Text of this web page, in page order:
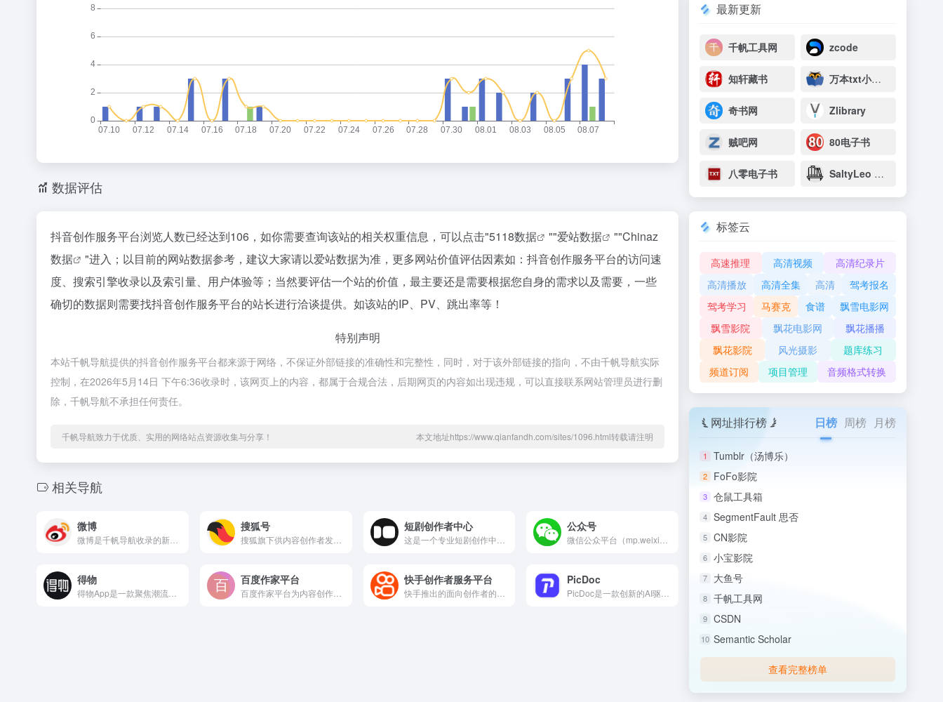
数据评估
抖音创作服务平台浏览人数已经达到106，如你需要查询该站的相关权重信息，可以点击"5118数据 ""爱站数据 ""Chinaz
数据
"进入；以目前的网站数据参考，建议大家请以爱站数据为准，更多网站价值评估因素如：抖音创作服务平台的访问速
度、搜索引擎收录以及索引量、用户体验等；当然要评估一个站的价值，最主要还是需要根据您自身的需求以及需要，一些
确切的数据则需要找抖音创作服务平台的站长进行洽谈提供。如该站的IP、PV、跳出率等！
特别声明
本站千帆导航提供的抖音创作服务平台都来源于网络，不保证外部链接的准确性和完整性，同时，对于该外部链接的指向，不由千帆导航实际
控制，在2026年5月14日 下午6:36收录时，该网页上的内容，都属于合规合法，后期网页的内容如出现违规，可以直接联系网站管理员进行删
除，千帆导航不承担任何责任。
千帆导航致力于优质、实用的网络站点资源收集与分享！ 本文地址https://www.qianfandh.com/sites/1096.html转载请注明
相关导航
微博 搜狐号
搜狐旗下供内容创作者发布、管理和运营内容的专业平台，也就是常...
短剧创作者中心 公众号
得物 百度作家平台 快手创作者服务平台 PicDoc
最新更新
千帆工具网 zcode
知轩藏书 万本txt小说下载网
奇书网 Zlibrary
贼吧网 80电子书
八零电子书 SaltyLeo 的书架
标签云
高速推理 高清视频
高清纪录片
高清播放
高清全集 高清
驾考报名
驾考学习
马赛克 食谱
飘雪电影网
飘雪影院
飘花电影网
飘花播播
飘花影院
风光摄影
题库练习
频道订阅
项目管理 音频格式转换
网址排行榜 日榜 周榜 月榜
1 Tumblr（汤博乐）
2 FoFo影院
3 仓鼠工具箱
4 SegmentFault 思否
5 CN影院
6 小宝影院
7 大鱼号
8 千帆工具网
9 CSDN
10 Semantic Scholar
查看完整榜单